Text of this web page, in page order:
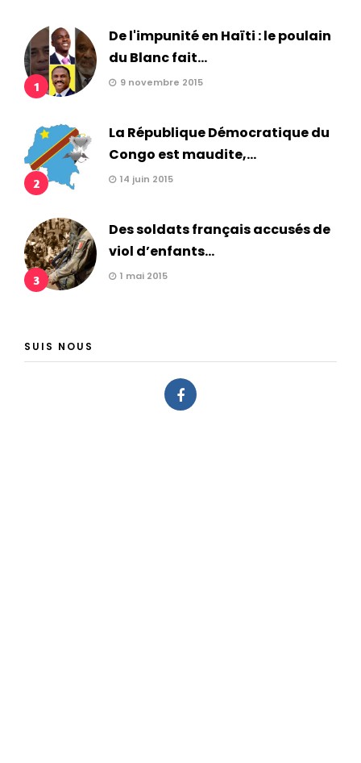
1
De l'impunité en Haïti : le poulain
du Blanc fait...
9 novembre 2015
2
La République Démocratique du
Congo est maudite,...
14 juin 2015
3
Des soldats français accusés de
viol d’enfants...
1 mai 2015
SUIS NOUS